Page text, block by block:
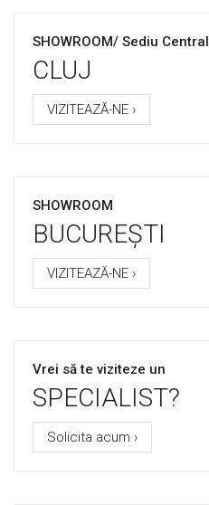
SHOWROOM/ Sediu Central
CLUJ
VIZITEAZĂ-NE ›
SHOWROOM
BUCUREȘTI
VIZITEAZĂ-NE ›
Vrei să te viziteze un
SPECIALIST?
Solicita acum ›